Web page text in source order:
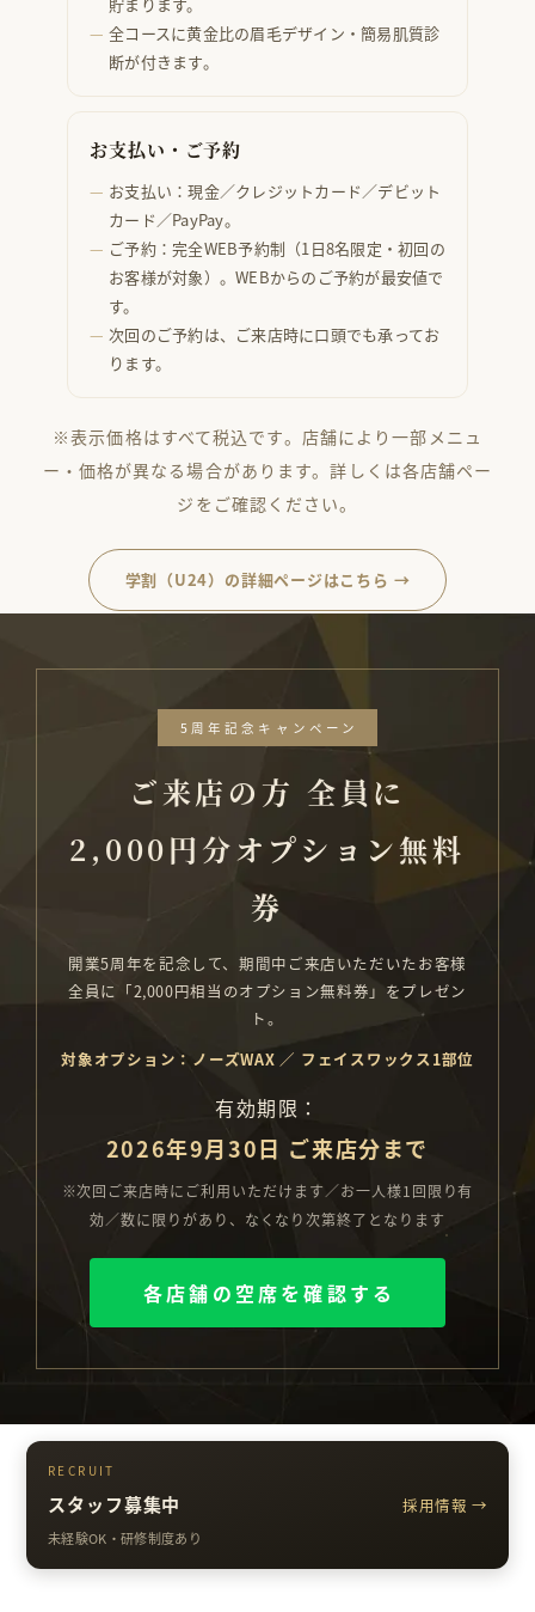
貯まります。
全コースに黄金比の眉毛デザイン・簡易肌質診
断が付きます。
お支払い・ご予約
お支払い：現金／クレジットカード／デビット
カード／PayPay。
ご予約：完全WEB予約制（1日8名限定・初回の
お客様が対象）。WEBからのご予約が最安値で
す。
次回のご予約は、ご来店時に口頭でも承ってお
ります。
※表示価格はすべて税込です。店舗により一部メニュ
ー・価格が異なる場合があります。詳しくは各店舗ペー
ジをご確認ください。
学割（U24）の詳細ページはこちら →
5周年記念キャンペーン
ご来店の方 全員に
2,000円分オプション無料
券
開業5周年を記念して、期間中ご来店いただいたお客様
全員に「2,000円相当のオプション無料券」をプレゼン
ト。
対象オプション：ノーズWAX ／ フェイスワックス1部位
有効期限：
2026年9月30日 ご来店分まで
※次回ご来店時にご利用いただけます／お一人様1回限り有
効／数に限りがあり、なくなり次第終了となります
各店舗の空席を確認する
RECRUIT
スタッフ募集中
未経験OK・研修制度あり
採用情報 →